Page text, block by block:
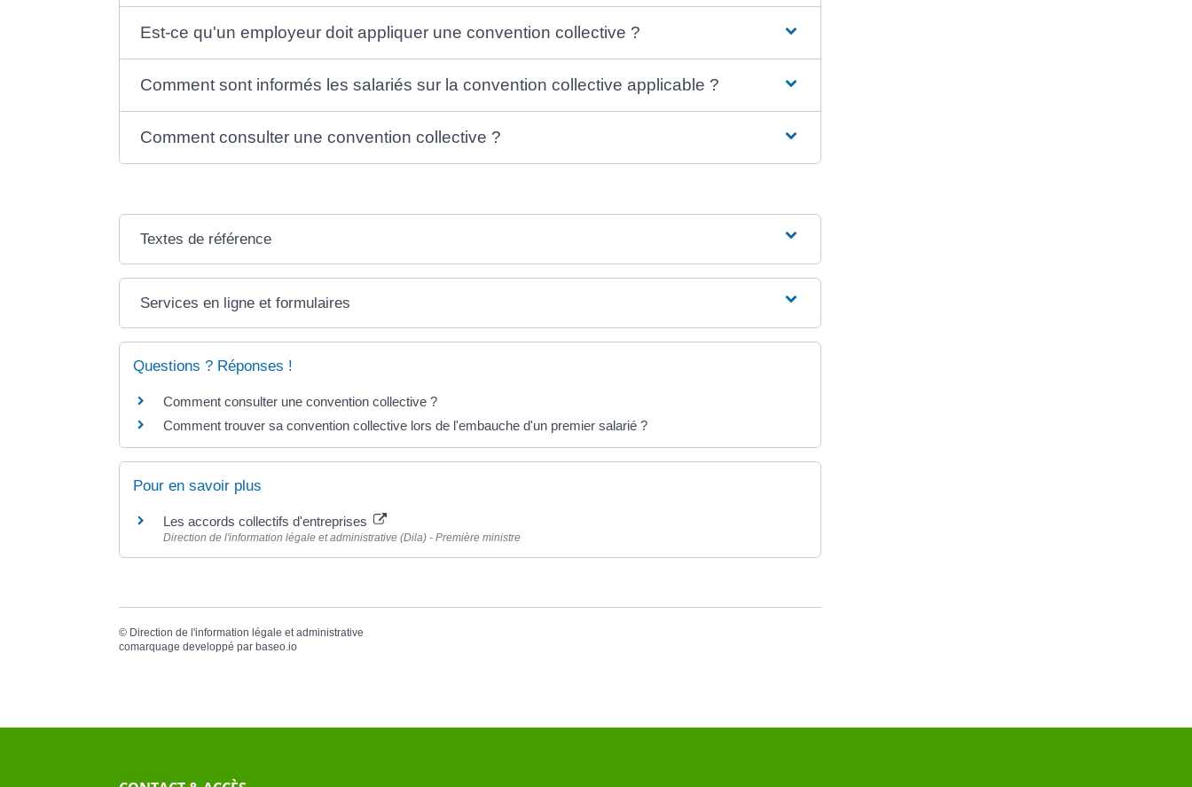
Est-ce qu'un employeur doit appliquer une convention collective ?
Comment sont informés les salariés sur la convention collective applicable ?
Comment consulter une convention collective ?
Textes de référence
Services en ligne et formulaires
Questions ? Réponses !
Comment consulter une convention collective ?
Comment trouver sa convention collective lors de l'embauche d'un premier salarié ?
Pour en savoir plus
Les accords collectifs d'entreprises
Direction de l'information légale et administrative (Dila) - Première ministre
© Direction de l'information légale et administrative
comarquage developpé par baseo.io